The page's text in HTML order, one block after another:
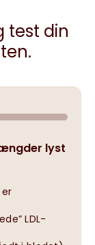
test din
lyst
LDL-